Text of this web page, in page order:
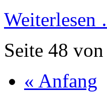
Seite 48
« Anfang